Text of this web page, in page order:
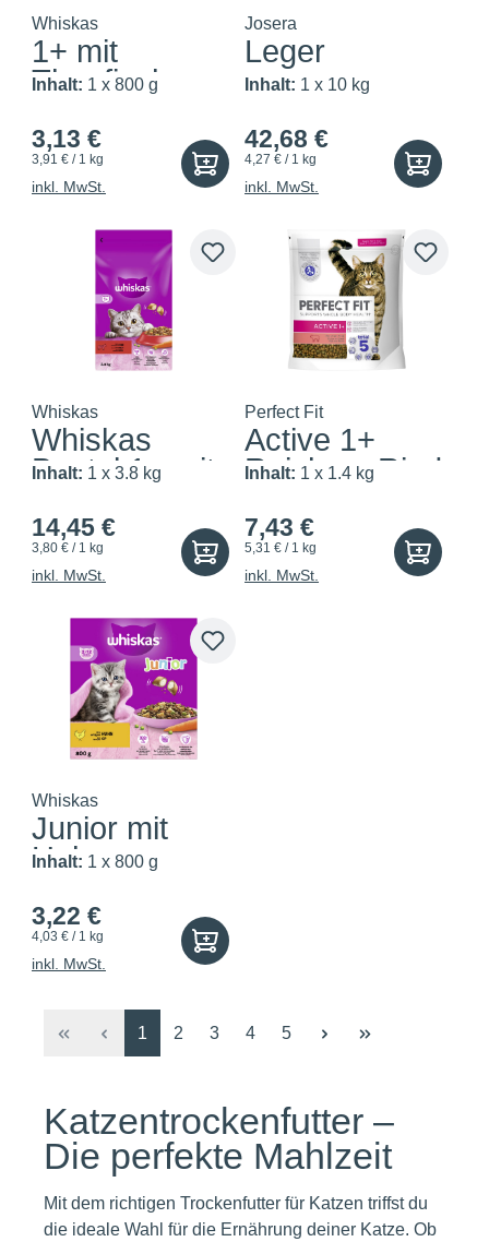
Whiskas
1+ mit
Thunfisch
Inhalt: 1 x 800 g
3,13 €
3,91 € / 1 kg
inkl. MwSt.
Josera
Leger
Inhalt: 1 x 10 kg
42,68 €
4,27 € / 1 kg
inkl. MwSt.
Whiskas
Whiskas
Beutel 1+ mit
Inhalt: 1 x 3.8 kg
14,45 €
3,80 € / 1 kg
inkl. MwSt.
Perfect Fit
Active 1+
Reich an Rind
Inhalt: 1 x 1.4 kg
7,43 €
5,31 € / 1 kg
inkl. MwSt.
Whiskas
Junior mit
Huhn
Inhalt: 1 x 800 g
3,22 €
4,03 € / 1 kg
inkl. MwSt.
Seite
1 Seite
2 Seite
3 Seite
4 Seite
5
Katzentrockenfutter –
Die perfekte Mahlzeit
Mit dem richtigen Trockenfutter für Katzen triffst du
die ideale Wahl für die Ernährung deiner Katze. Ob